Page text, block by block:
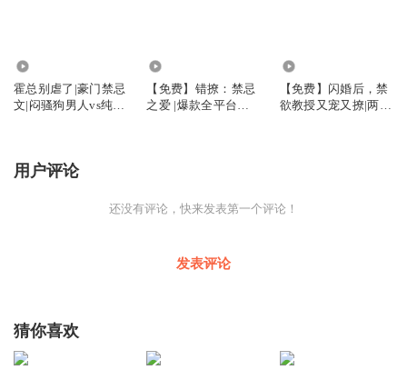
霍总别虐了|豪门禁忌
文|闷骚狗男人vs纯野
【免费】错撩：禁忌
之爱 |爆款全平台人
【免费】闪婚后，禁
欲教授又宠又撩|两
用户评论
还没有评论，快来发表第一个评论！
发表评论
猜你喜欢